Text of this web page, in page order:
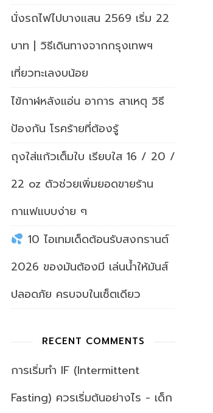
นั่งรถไฟไปบางแสน 2569 เริ่ม 22
บาท | วิธีเดินทางจากกรุงเทพฯ
เที่ยวทะเลงบน้อย
ไข้กาฬหลังแอ่น อาการ สาเหตุ วิธี
ป้องกัน โรคร้ายที่ต้องรู้
ถุงใส่แก้วเต็มใบ เรียบใส 16 / 20 /
22 oz ตัวช่วยเพิ่มยอดขายร้าน
กาแฟแบบง่าย ๆ
10 ไอเทมเด็ดต้อนรับสงกรานต์
2026 ของมันต้องมี เล่นน้ำให้มันส์
ปลอดภัย ครบจบในเซ็ตเดียว
RECENT COMMENTS
การเริ่มทำ IF (Intermittent
Fasting) ควรเริ่มต้นอย่างไร - เด็ก